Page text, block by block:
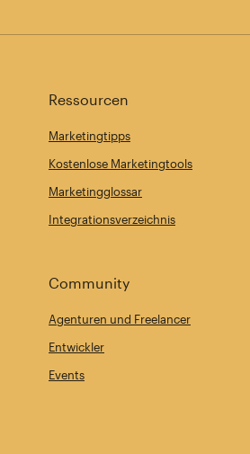
Ressourcen
Marketingtipps
Kostenlose Marketingtools
Marketingglossar
Integrationsverzeichnis
Community
Agenturen und Freelancer
Entwickler
Events